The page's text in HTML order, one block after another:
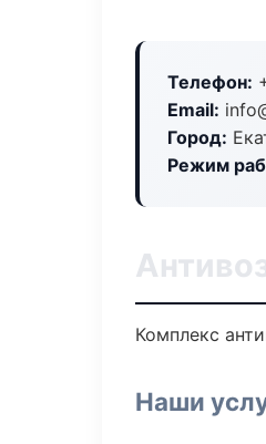
Телефон:
Email:
Город:
Режим
Комплекс
Наши